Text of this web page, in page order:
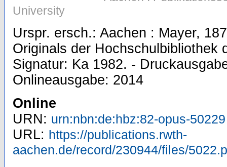
University
Urspr. ersch.: Aachen : Mayer,
Originals der Hochschulbibliothek
Signatur: Ka 1982. -
Onlineausgabe: 2014
Online
URN: urn:nbn:de:hbz:82-opus-50229
URL: https://publications.rwth-
aachen.de/record/230944/files/